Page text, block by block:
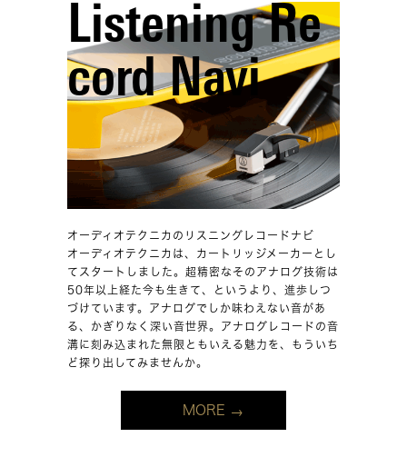
Listening Re
cord Navi
オーディオテクニカのリスニングレコードナビ
オーディオテクニカは、カートリッジメーカーとし
てスタートしました。超精密なそのアナログ技術は
50年以上経た今も生きて、というより、進歩しつ
づけています。アナログでしか味わえない音があ
る、かぎりなく深い音世界。アナログレコードの音
溝に刻み込まれた無限ともいえる魅力を、もういち
ど探り出してみませんか。
MORE